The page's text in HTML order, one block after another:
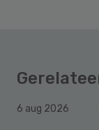
6 aug 2026